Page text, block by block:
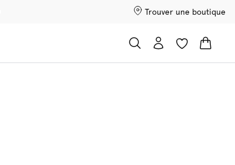
Trouver une boutique